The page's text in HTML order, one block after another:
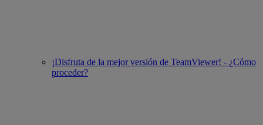
¡Disfruta de la mejor versión de TeamViewer! - ¿Cómo
proceder?